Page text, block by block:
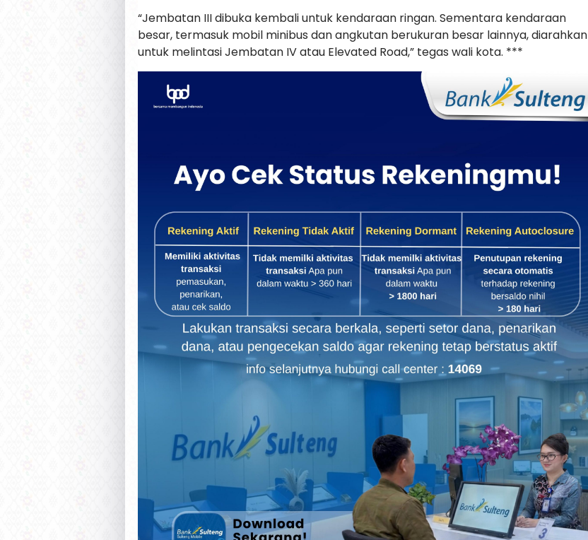
“Jembatan III dibuka kembali untuk kendaraan ringan. Sementara kendaraan
besar, termasuk mobil minibus dan angkutan berukuran besar lainnya, diarahkan
untuk melintasi Jembatan IV atau Elevated Road,” tegas wali kota. ***